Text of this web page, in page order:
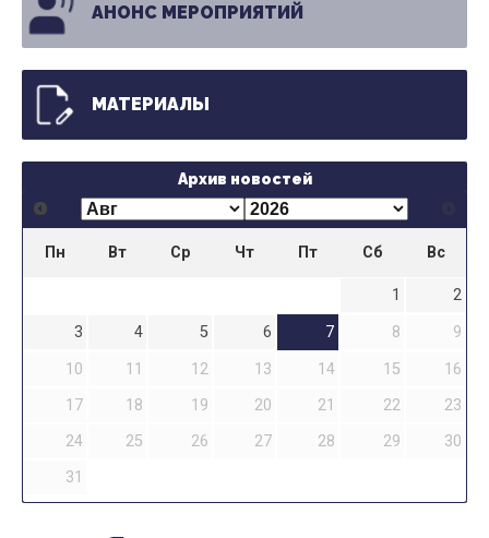
АНОНС МЕРОПРИЯТИЙ
МАТЕРИАЛЫ
Архив новостей
Пн Вт Ср Чт Пт Сб Вс
1
2
3
4 5 6 7 8
9
10
11 12 13 14 15
16
17
18 19 20 21 22
23
24
25 26 27 28 29
30
31